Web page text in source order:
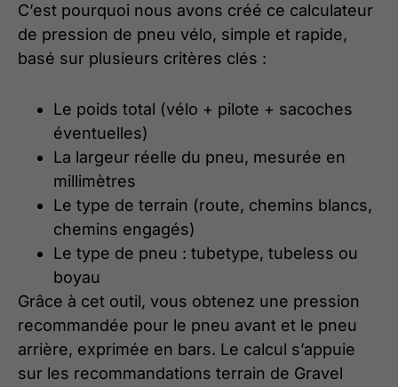
C’est pourquoi nous avons créé ce calculateur
de pression de pneu vélo, simple et rapide,
basé sur plusieurs critères clés :
Le poids total (vélo + pilote + sacoches
éventuelles)
La largeur réelle du pneu, mesurée en
millimètres
Le type de terrain (route, chemins blancs,
chemins engagés)
Le type de pneu : tubetype, tubeless ou
boyau
Grâce à cet outil, vous obtenez une pression
recommandée pour le pneu avant et le pneu
arrière, exprimée en bars. Le calcul s’appuie
sur les recommandations terrain de Gravel